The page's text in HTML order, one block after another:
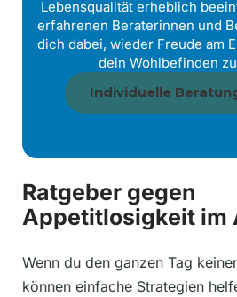
Lebensqualität erheblich
erfahrenen Beraterinnen und
dich dabei, wieder Freude am
dein Wohlbefinden
Individuelle
Ratgeber gegen
Appetitlosigkeit im
Wenn du den ganzen Tag
können einfache Strategien